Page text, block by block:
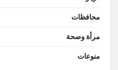
محافظات
مرأة وصحة
منوعات